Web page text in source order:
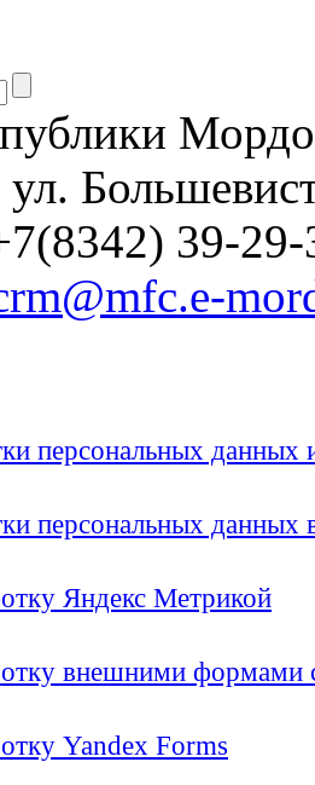
39-29-
персональных
персональных
Яндекс Метрикой
внешними формами
Yandex Forms